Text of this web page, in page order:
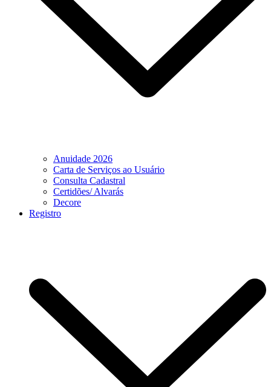
Anuidade 2026
Carta de Serviços ao Usuário
Consulta Cadastral
Certidões/ Alvarás
Decore
Registro